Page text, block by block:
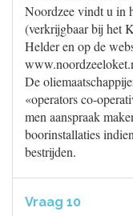
Noordzee vindt u in
(verkrijgbaar bij het
Helder en op de
De
«operators co-
men aanspraak
boorinstallaties
bestrijden.
Vraag 10